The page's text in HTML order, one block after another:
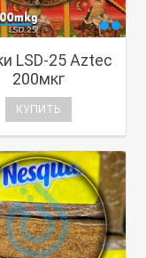
LSD-25 Aztec
200мкг
КУПИТЬ